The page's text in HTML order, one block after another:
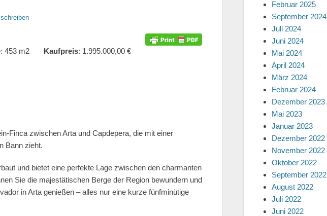
: 453 m2 Kaufpreis: 1.995.000,00 €
Finca zwischen Arta und Capdepera, die mit einer
Bann zieht.
und bietet eine perfekte Lage zwischen den charmanten
Sie die majestätischen Berge der Region bewundern und
in Arta genießen – alles nur eine kurze fünfminütige
Februar 2025
September 2024
Juli 2024
Juni 2024
Mai 2024
April 2024
März 2024
Februar 2024
Dezember 2023
Mai 2023
Januar 2023
Dezember 2022
November 2022
Oktober 2022
September 2022
August 2022
Juli 2022
Juni 2022